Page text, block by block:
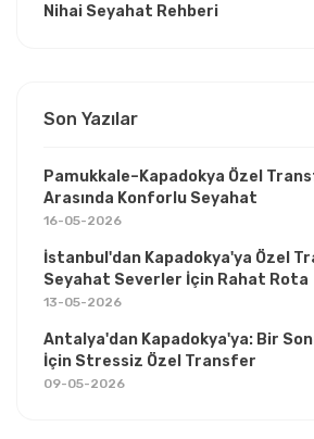
Nihai Seyahat Rehberi
Son Yazılar
Pamukkale–Kapadokya Özel
Arasında Konforlu Seyahat
16-05-2026
İstanbul'dan Kapadokya'ya Özel
Seyahat Severler İçin Rahat Rota
13-05-2026
Antalya'dan Kapadokya'ya: Bir
İçin Stressiz Özel Transfer
09-05-2026